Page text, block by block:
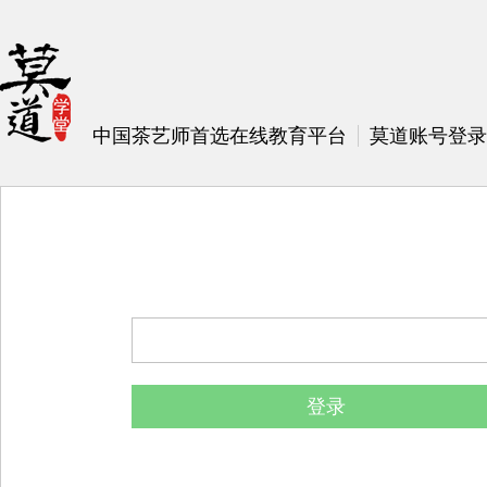
中国茶艺师首选在线教育平台 莫道账号登录
登录